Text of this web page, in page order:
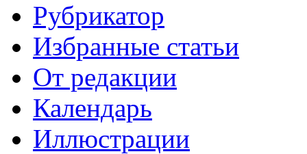
Рубрикатор
Избранные статьи
От редакции
Календарь
Иллюстрации